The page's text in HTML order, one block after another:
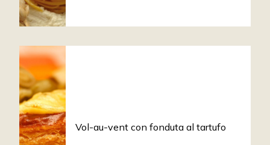
Vol-au-vent con fonduta al tartufo